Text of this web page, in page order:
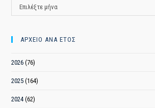
ΑΡΧΕΙΟ
ΑΝΑ
Επιλέξτε μήνα
ΑΡΧΕΙΟ ΑΝΑ ΕΤΟΣ
2026 (76)
2025 (164)
2024 (62)